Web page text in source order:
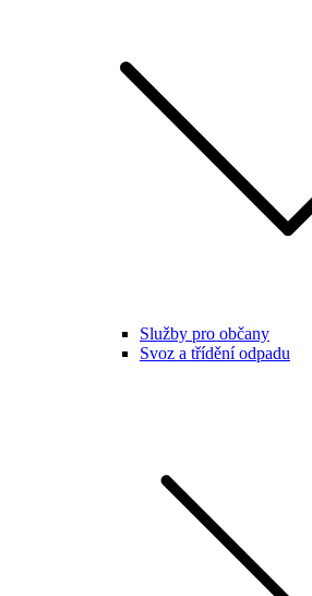
Služby pro občany
Svoz a třídění odpadu